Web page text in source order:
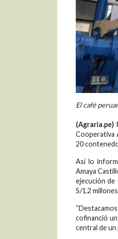
El café
(Agraria.pe)
Cooperativa
20
Así lo
Amaya
ejecución
S/1.2
cofinanció
central de un